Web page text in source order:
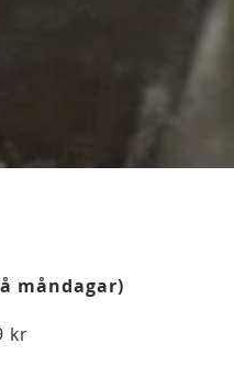
måndagar)
kr